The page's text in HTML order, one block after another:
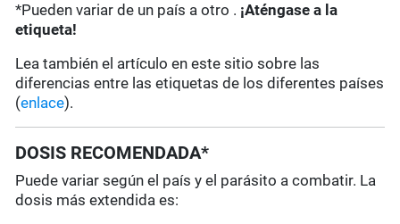
*Pueden variar de un país a otro . ¡Aténgase a la
etiqueta!
Lea también el artículo en este sitio sobre las
diferencias entre las etiquetas de los diferentes países
(enlace).
DOSIS RECOMENDADA*
Puede variar según el país y el parásito a combatir. La
dosis más extendida es: